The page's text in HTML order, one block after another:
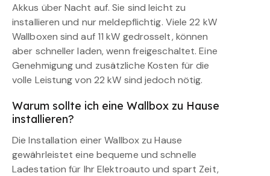
Akkus über Nacht auf. Sie sind leicht zu
installieren und nur meldepflichtig. Viele 22 kW
Wallboxen sind auf 11 kW gedrosselt, können
aber schneller laden, wenn freigeschaltet. Eine
Genehmigung und zusätzliche Kosten für die
volle Leistung von 22 kW sind jedoch nötig.
Warum sollte ich eine Wallbox zu Hause
installieren?
Die Installation einer Wallbox zu Hause
gewährleistet eine bequeme und schnelle
Ladestation für Ihr Elektroauto und spart Zeit,